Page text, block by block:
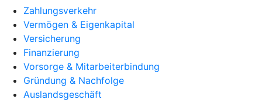
Zahlungsverkehr
Vermögen & Eigenkapital
Versicherung
Finanzierung
Vorsorge & Mitarbeiterbindung
Gründung & Nachfolge
Auslandsgeschäft